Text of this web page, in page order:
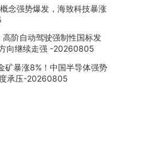
太币(03046.HK)涨2.5
4.397港元
念强势爆发，海致科技暴涨
阶自动驾驶强制性国标发
向继续走强 -20260805
矿暴涨8%！中国半导体强势
承压-20260805